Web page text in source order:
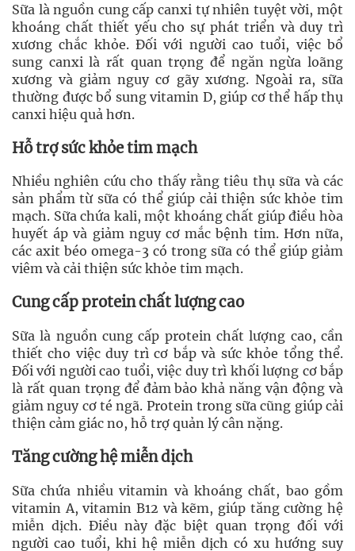
Sữa là nguồn cung cấp canxi tự nhiên tuyệt vời, một
khoáng chất thiết yếu cho sự phát triển và duy trì
xương chắc khỏe. Đối với người cao tuổi, việc bổ
sung canxi là rất quan trọng để ngăn ngừa loãng
xương và giảm nguy cơ gãy xương. Ngoài ra, sữa
thường được bổ sung vitamin D, giúp cơ thể hấp thụ
canxi hiệu quả hơn.
Hỗ trợ sức khỏe tim mạch
Nhiều nghiên cứu cho thấy rằng tiêu thụ sữa và các
sản phẩm từ sữa có thể giúp cải thiện sức khỏe tim
mạch. Sữa chứa kali, một khoáng chất giúp điều hòa
huyết áp và giảm nguy cơ mắc bệnh tim. Hơn nữa,
các axit béo omega-3 có trong sữa có thể giúp giảm
viêm và cải thiện sức khỏe tim mạch.
Cung cấp protein chất lượng cao
Sữa là nguồn cung cấp protein chất lượng cao, cần
thiết cho việc duy trì cơ bắp và sức khỏe tổng thể.
Đối với người cao tuổi, việc duy trì khối lượng cơ bắp
là rất quan trọng để đảm bảo khả năng vận động và
giảm nguy cơ té ngã. Protein trong sữa cũng giúp cải
thiện cảm giác no, hỗ trợ quản lý cân nặng.
Tăng cường hệ miễn dịch
Sữa chứa nhiều vitamin và khoáng chất, bao gồm
vitamin A, vitamin B12 và kẽm, giúp tăng cường hệ
miễn dịch. Điều này đặc biệt quan trọng đối với
người cao tuổi, khi hệ miễn dịch có xu hướng suy